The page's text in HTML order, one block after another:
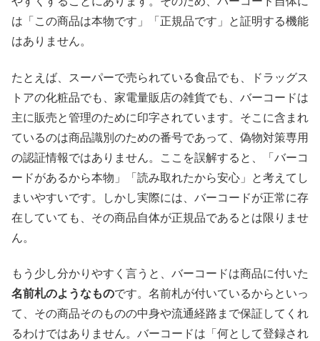
は「この商品は本物です」「正規品です」と証明する機能
はありません。
たとえば、スーパーで売られている食品でも、ドラッグス
トアの化粧品でも、家電量販店の雑貨でも、バーコードは
主に販売と管理のために印字されています。そこに含まれ
ているのは商品識別のための番号であって、偽物対策専用
の認証情報ではありません。ここを誤解すると、「バーコ
ードがあるから本物」「読み取れたから安心」と考えてし
まいやすいです。しかし実際には、バーコードが正常に存
在していても、その商品自体が正規品であるとは限りませ
ん。
もう少し分かりやすく言うと、バーコードは商品に付いた
名前札のようなものです。名前札が付いているからといっ
て、その商品そのものの中身や流通経路まで保証してくれ
るわけではありません。バーコードは「何として登録され